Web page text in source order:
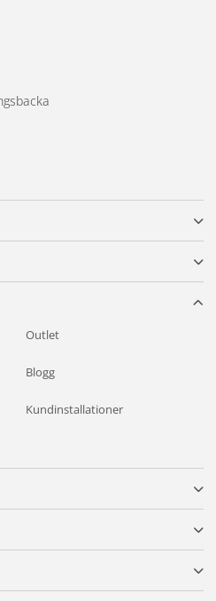
Outlet
Blogg
Kundinstallationer